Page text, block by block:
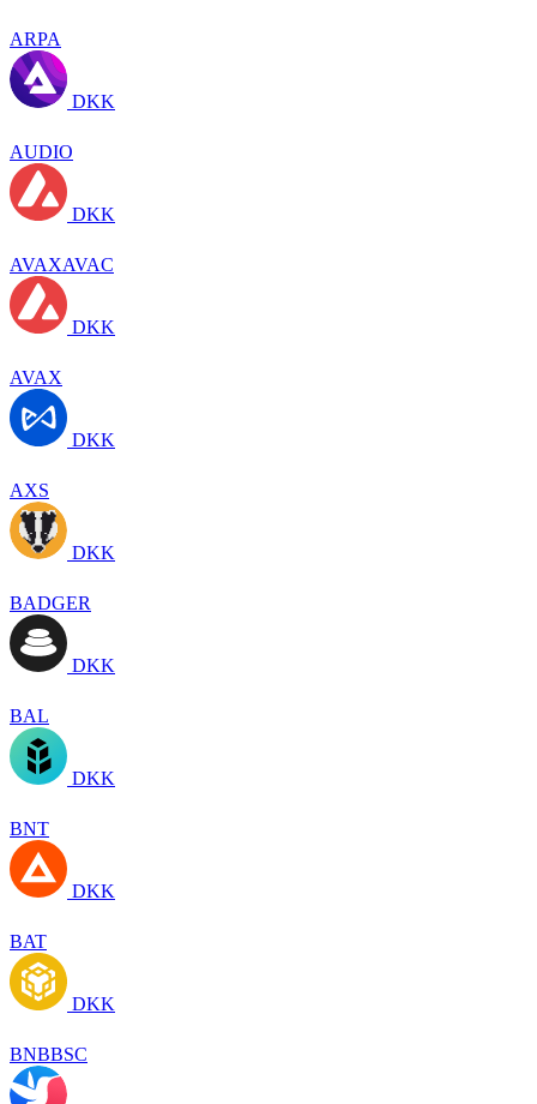
ARPA
DKK
AUDIO
DKK
AVAXAVAC
DKK
AVAX
DKK
AXS
DKK
BADGER
DKK
BAL
DKK
BNT
DKK
BAT
DKK
BNBBSC